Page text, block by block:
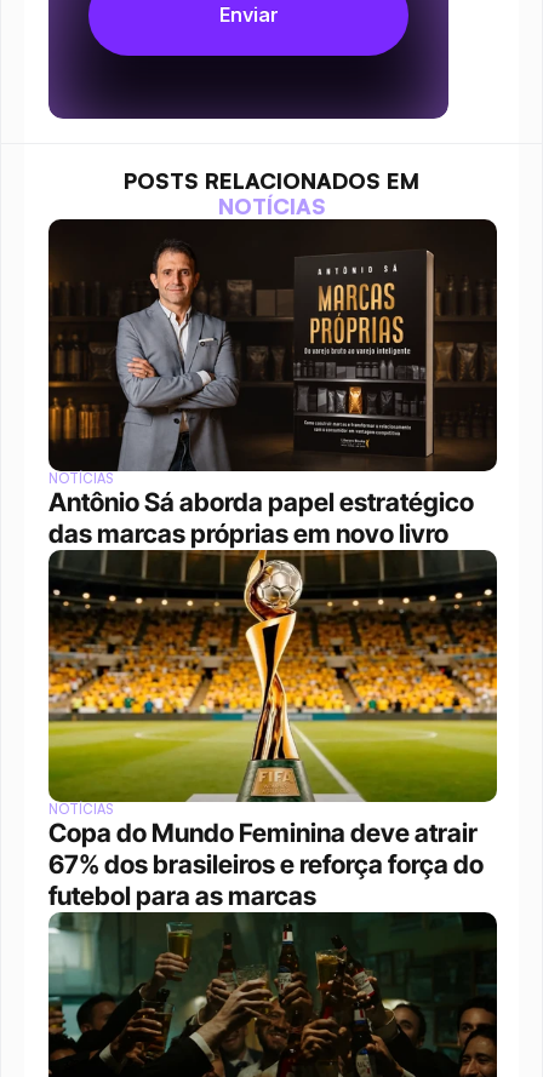
POSTS RELACIONADOS EM
NOTÍCIAS
NOTÍCIAS
Antônio Sá aborda papel estratégico
das marcas próprias em novo livro
NOTÍCIAS
Copa do Mundo Feminina deve atrair
67% dos brasileiros e reforça força do
futebol para as marcas